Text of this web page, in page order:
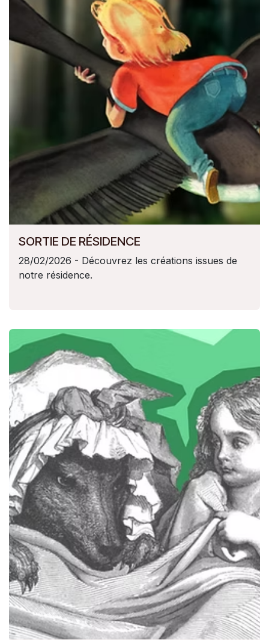
SORTIE DE RÉSIDENCE
28/02/2026 - Découvrez les créations issues de
notre résidence.